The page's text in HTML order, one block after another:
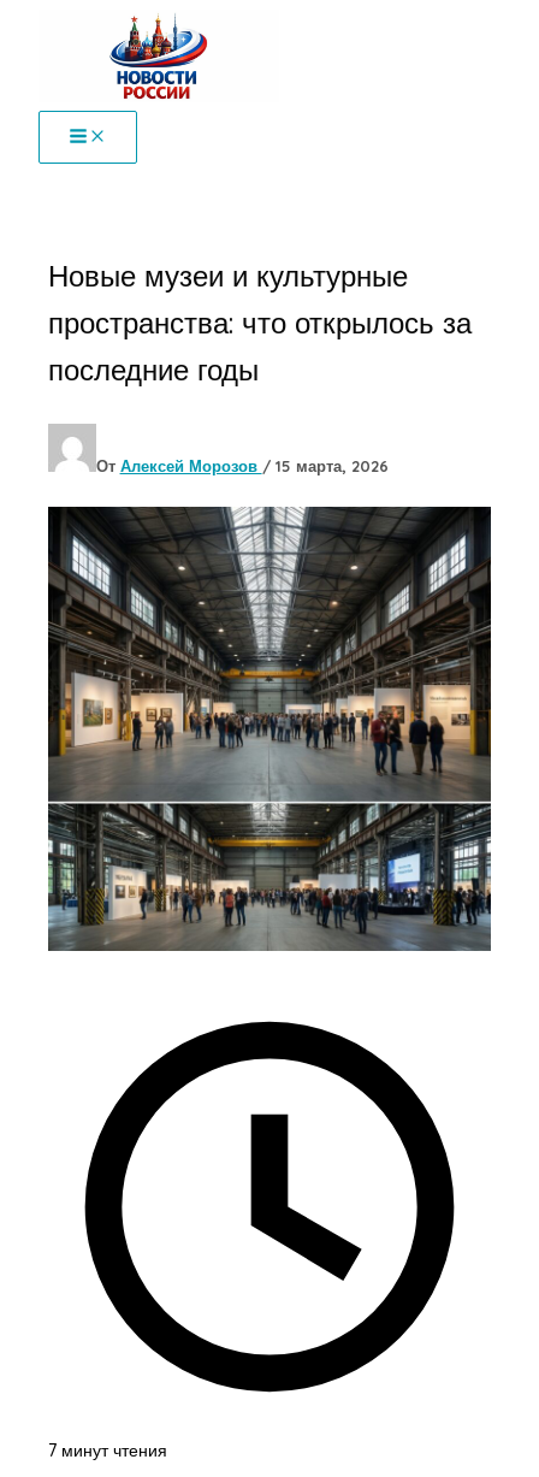
содержимому
Новые музеи и культурные
пространства: что открылось за
последние годы
От Алексей Морозов / 15 марта, 2026
7 минут чтения